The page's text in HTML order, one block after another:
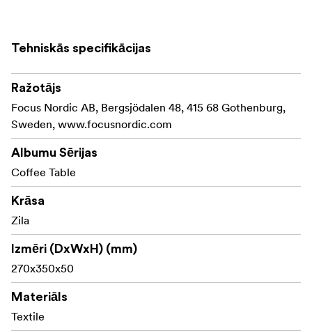
piedzīvojumu, dzimšanas dienu, svētku un pilnīgi
nepilnīgu ikdienas mirkļu saglabāšanai.
Izmērs27 × 35 × 5 cm
ideāls, lai to lepni izvietotu uz kafijas galdiņa vai dāvinātu
kā sirsnīgu dāvanu.
Darbs, kas ir tikpat dzīvīgs un mīlestības pilns kā tajā
.
Tehniskās specifikācijas
Ražotājs
Focus Nordic AB, Bergsjödalen 48, 415 68 Gothenburg,
Sweden, www.focusnordic.com
Albumu Sērijas
Coffee Table
Krāsa
Zila
Izmēri (DxWxH) (mm)
270x350x50
Materiāls
Textile